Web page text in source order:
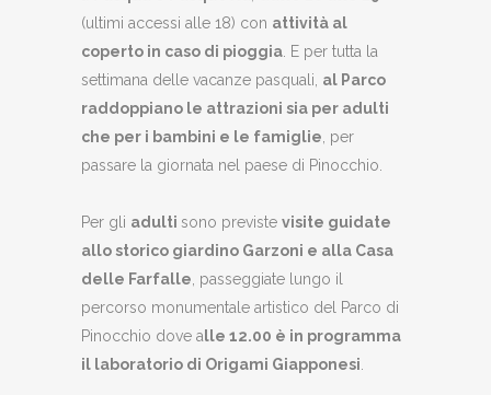
(ultimi accessi alle 18) con attività al
coperto in caso di pioggia. E per tutta la
settimana delle vacanze pasquali, al Parco
raddoppiano le attrazioni sia per adulti
che per i bambini e le famiglie, per
passare la giornata nel paese di Pinocchio.
Per gli adulti sono previste visite guidate
allo storico giardino Garzoni e alla Casa
delle Farfalle, passeggiate lungo il
percorso monumentale artistico del Parco di
Pinocchio dove alle 12.00 è in programma
il laboratorio di Origami Giapponesi.